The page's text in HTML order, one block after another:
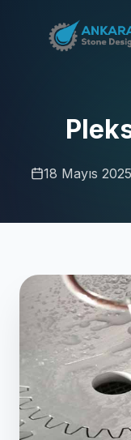
18 Mayıs 2025